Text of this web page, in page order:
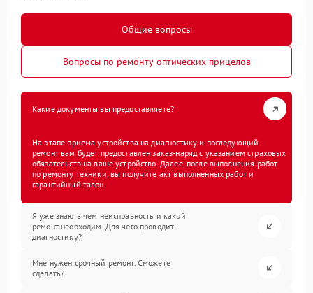
Общие вопросы
Вопросы по ремонту оптических прицелов
Какие документы вы предоставляете?
На этапе приема устройства на диагностику и последующий
ремонт вам будет предоставлен заказ-наряд с указанием страховых
обязательств на ваше устройство. Далее, после выполнения работ
по ремонту техники, вы получите акт выполненных работ и
гарантийный талон.
Я уже знаю в чем неисправность и какой
ремонт необходим. Для чего проводить
диагностику?
Мне нужен срочный ремонт. Сможете
сделать?